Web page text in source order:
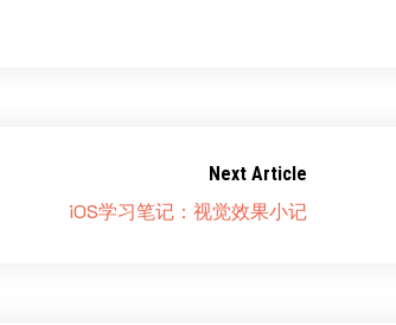
Next Article
iOS学习笔记：视觉效果小记